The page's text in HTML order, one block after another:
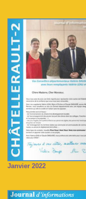
Janvier 2022